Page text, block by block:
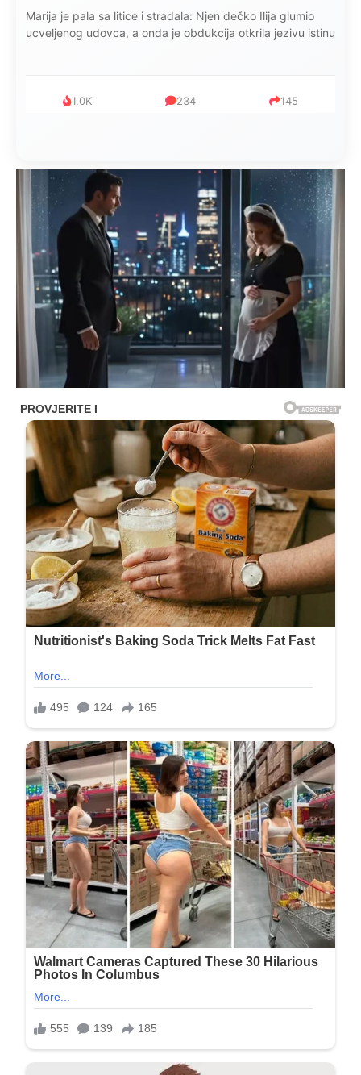
Marija je pala sa litice i stradala: Njen dečko Ilija glumio
ucveljenog udovca, a onda je obdukcija otkrila jezivu istinu
1.0K 234 145